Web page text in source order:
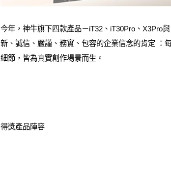
今年，神牛旗下四款產品－iT32、iT30Pro、X3Pro
新、誠信、嚴謹、務實、包容的企業信念的肯定 ：
細節，皆為真實創作場景而生。
得獎產品陣容